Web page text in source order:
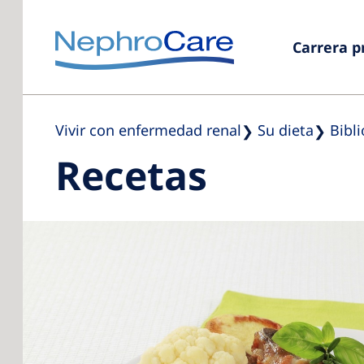
Carrera
Vivir con enfermedad renal Su dieta
Recetas